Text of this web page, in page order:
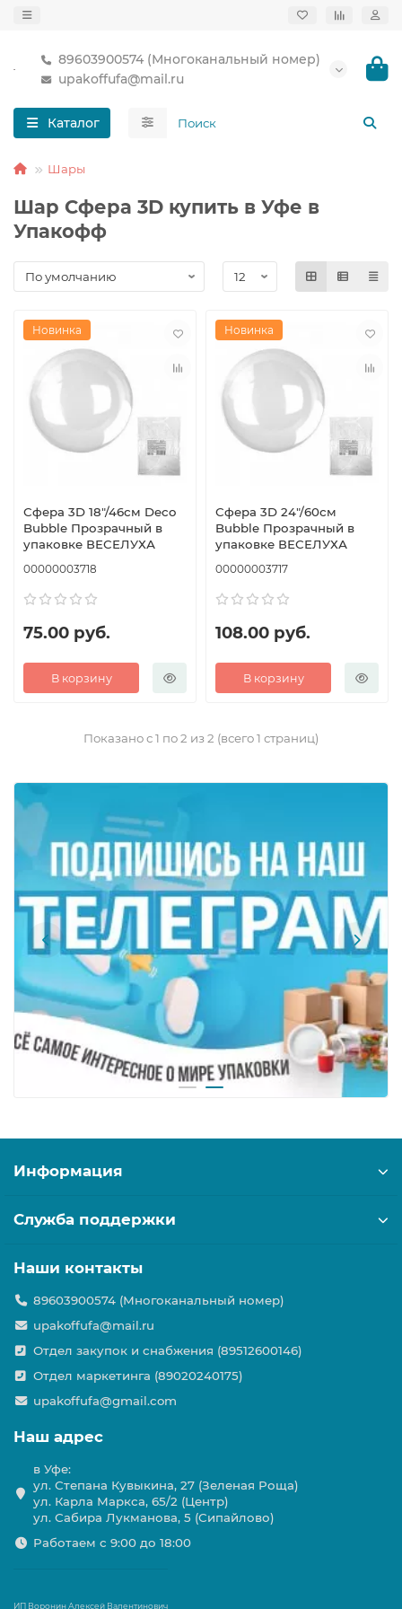
89603900574 (Многоканальный номер)
upakoffufa@mail.ru
Каталог
Шары
Шар Сфера 3D купить в Уфе в
Упакофф
Новинка
Сфера 3D 18"/46см Deco
Bubble Прозрачный в
упаковке ВЕСЕЛУХА
00000003718
75.00 руб.
В корзину
Новинка
Сфера 3D 24"/60см
Bubble Прозрачный в
упаковке ВЕСЕЛУХА
00000003717
108.00 руб.
В корзину
Показано с 1 по 2 из 2 (всего 1 страниц)
Информация
Служба поддержки
Наши контакты
89603900574 (Многоканальный номер)
upakoffufa@mail.ru
Отдел закупок и снабжения (89512600146)
Отдел маркетинга (89020240175)
upakoffufa@gmail.com
Наш адрес
в Уфе:
ул. Степана Кувыкина, 27 (Зеленая Роща)
ул. Карла Маркса, 65/2 (Центр)
ул. Сабира Лукманова, 5 (Сипайлово)
Работаем с 9:00 до 18:00
ИП Воронин Алексей Валентинович